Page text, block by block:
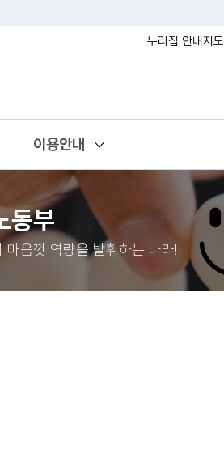
누리집 안내지도
이용안내
열기
동부
음껏 역량을 발휘하는 나라!